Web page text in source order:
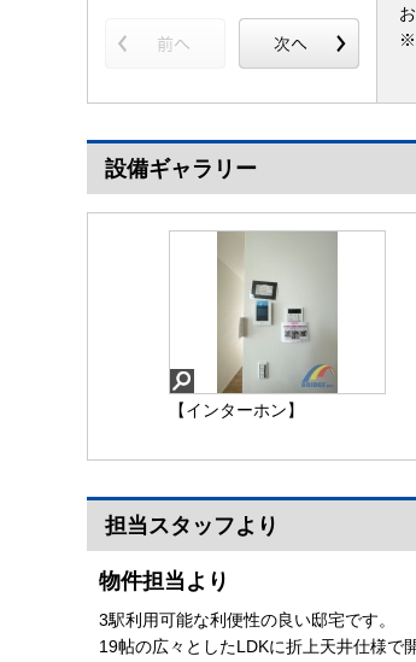
※
設備ギャラリー
【インターホン】
担当スタッフより
物件担当より
3駅利用可能な利便性の良い邸宅です。
19帖の広々としたLDKに折上天井仕様で